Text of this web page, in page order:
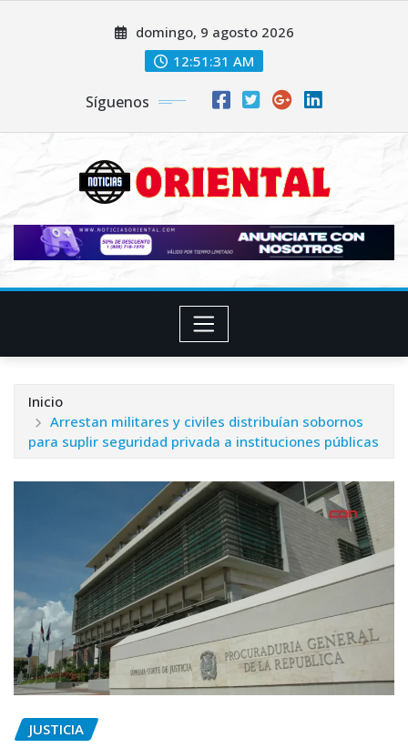
domingo, 9 agosto 2026
12:51:32 AM
Síguenos
Inicio
Arrestan militares y civiles distribuían sobornos
para suplir seguridad privada a instituciones públicas
JUSTICIA